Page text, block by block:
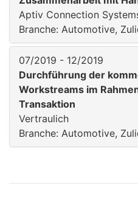
Aptiv Connection
Branche: Automotive,
07/2019 - 12/2019
Durchführung der
Workstreams im
Transaktion
Vertraulich
Branche: Automotive,